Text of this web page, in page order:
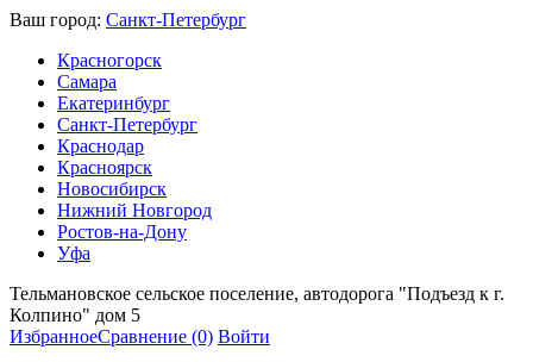
Ваш город: Санкт-Петербург
Красногорск
Самара
Екатеринбург
Санкт-Петербург
Краснодар
Красноярск
Новосибирск
Нижний Новгород
Ростов-на-Дону
Уфа
Тельмановское сельское поселение, автодорога "Подъезд к г.
Колпино" дом 5
ИзбранноеСравнение (0) Войти